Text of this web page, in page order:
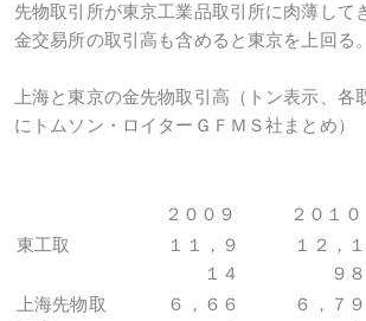
先物取引所が東京工業品取引所に肉薄して
金交易所の取引高も含めると東京を上回る。
上海と東京の金先物取引高（トン表示、各
にトムソン・ロイターＧＦＭＳ社まとめ）
２００９ ２０１０
東工取
１１，９
１４
１２，１
９８
上海先物取
６，６６
６，７９